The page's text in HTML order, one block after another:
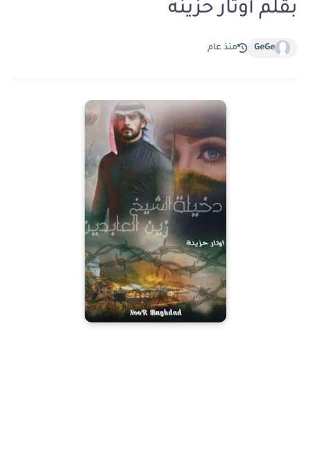
بقلم أوتار حزينه
GeGe منذ عام